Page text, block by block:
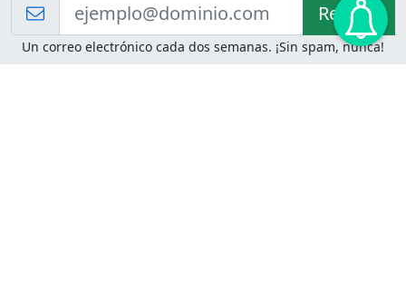
Recibir!
Un correo electrónico cada dos semanas. ¡Sin spam, nunca!